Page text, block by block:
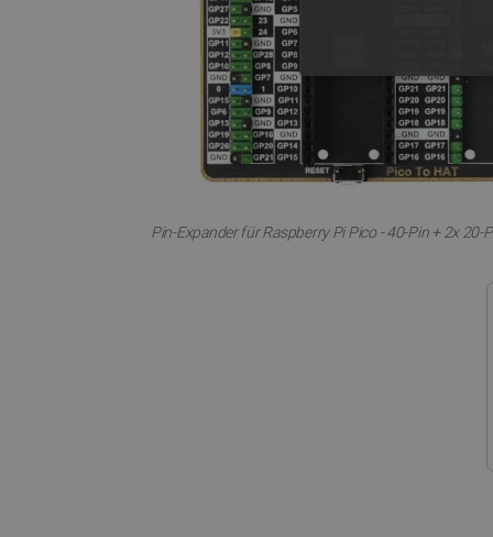
Pin-Expander für Raspberry Pi Pico - 40-Pin + 2x 20-
Unbedingt erforderliche